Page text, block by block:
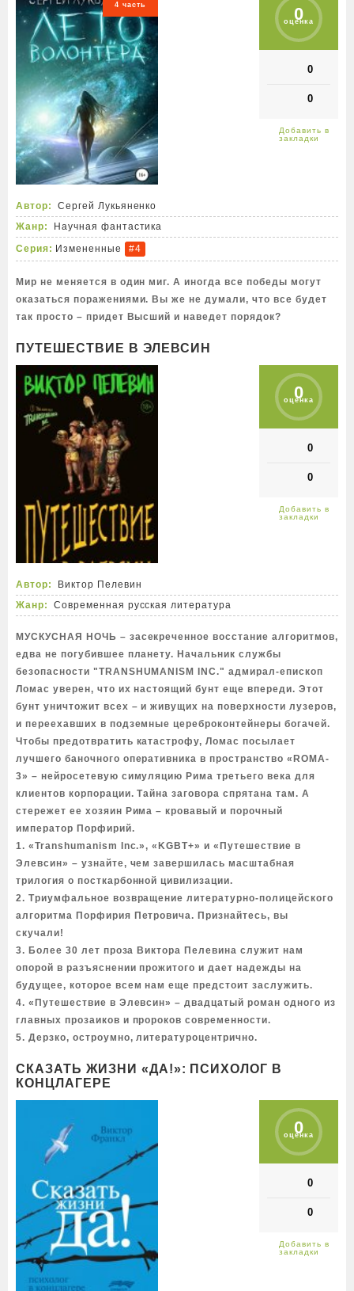
4 часть 0
оценка
0
0
Автор:
Сергей Лукьяненко
Жанр:
Научная фантастика
Серия: Измененные #4
Мир не меняется в один миг. А иногда все победы могут
оказаться поражениями. Вы же не думали, что все будет
так просто – придет Высший и наведет порядок?
ПУТЕШЕСТВИЕ В ЭЛЕВСИН
0
оценка
0
0
Автор:
Виктор Пелевин
Жанр:
Современная русская литература
МУСКУСНАЯ НОЧЬ – засекреченное восстание алгоритмов,
едва не погубившее планету. Начальник службы
безопасности "TRANSHUMANISM INC." адмирал-епископ
Ломас уверен, что их настоящий бунт еще впереди. Этот
бунт уничтожит всех – и живущих на поверхности лузеров,
и переехавших в подземные цереброконтейнеры богачей.
Чтобы предотвратить катастрофу, Ломас посылает
лучшего баночного оперативника в пространство «ROMA-
3» – нейросетевую симуляцию Рима третьего века для
клиентов корпорации. Тайна заговора спрятана там. А
стережет ее хозяин Рима – кровавый и порочный
император Порфирий.
1. «Transhumanism Inc.», «KGBT+» и «Путешествие в
Элевсин» – узнайте, чем завершилась масштабная
трилогия о посткарбонной цивилизации.
2. Триумфальное возвращение литературно-полицейского
алгоритма Порфирия Петровича. Признайтесь, вы
скучали!
3. Более 30 лет проза Виктора Пелевина служит нам
опорой в разъяснении прожитого и дает надежды на
будущее, которое всем нам еще предстоит заслужить.
4. «Путешествие в Элевсин» – двадцатый роман одного из
главных прозаиков и пророков современности.
5. Дерзко, остроумно, литературоцентрично.
СКАЗАТЬ ЖИЗНИ «ДА!»: ПСИХОЛОГ В
КОНЦЛАГЕРЕ
0
оценка
0
0